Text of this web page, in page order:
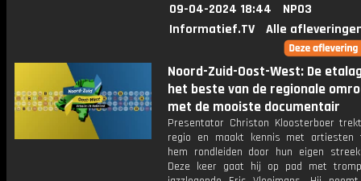
09-04-2024 18:44
NPO3
Informatief.TV
Alle
Noord-Zuid-Oost-West: De
het beste van de regionale
met de mooiste documentair
Presentator Christon Kloosterboer
regio en maakt kennis met artiesten
hem rondleiden door hun eigen
Deze keer gaat hij op pad met